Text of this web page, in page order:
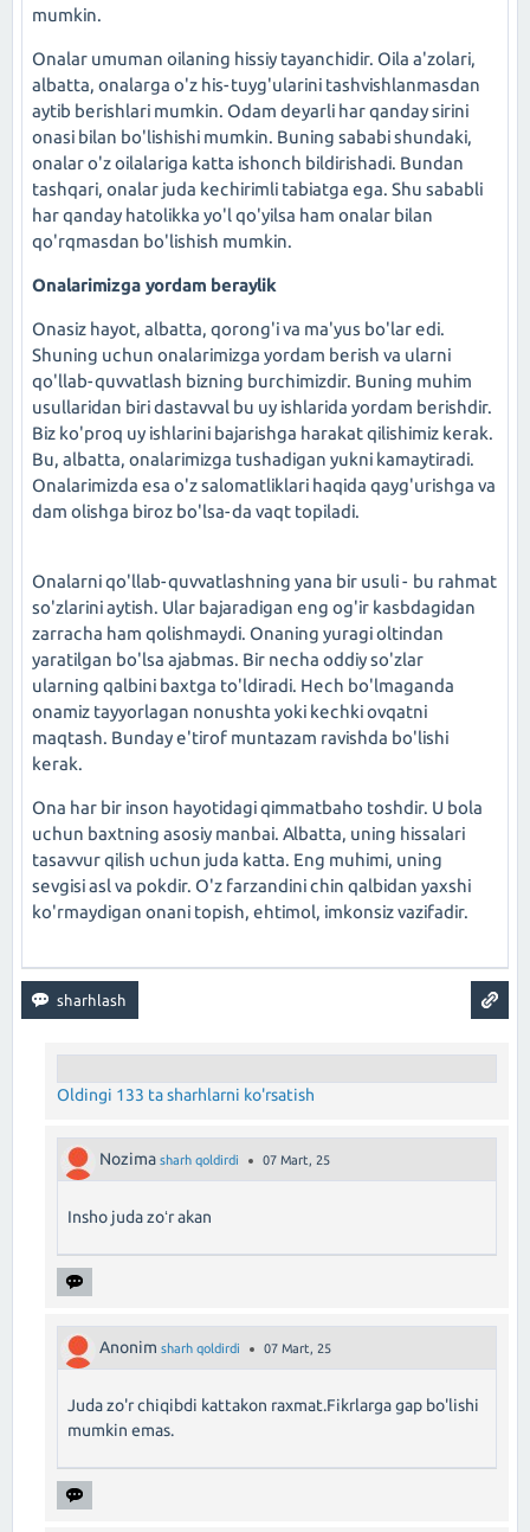
mumkin.
Onalar umuman oilaning hissiy tayanchidir. Oila a'zolari,
albatta, onalarga o'z his-tuyg'ularini tashvishlanmasdan
aytib berishlari mumkin. Odam deyarli har qanday sirini
onasi bilan bo'lishishi mumkin. Buning sababi shundaki,
onalar o'z oilalariga katta ishonch bildirishadi. Bundan
tashqari, onalar juda kechirimli tabiatga ega. Shu sababli
har qanday hatolikka yo'l qo'yilsa ham onalar bilan
qo'rqmasdan bo'lishish mumkin.
Onalarimizga yordam beraylik
Onasiz hayot, albatta, qorong'i va ma'yus bo'lar edi.
Shuning uchun onalarimizga yordam berish va ularni
qo'llab-quvvatlash bizning burchimizdir. Buning muhim
usullaridan biri dastavval bu uy ishlarida yordam berishdir.
Biz ko'proq uy ishlarini bajarishga harakat qilishimiz kerak.
Bu, albatta, onalarimizga tushadigan yukni kamaytiradi.
Onalarimizda esa o'z salomatliklari haqida qayg'urishga va
dam olishga biroz bo'lsa-da vaqt topiladi.
Onalarni qo'llab-quvvatlashning yana bir usuli - bu rahmat
so'zlarini aytish. Ular bajaradigan eng og'ir kasbdagidan
zarracha ham qolishmaydi. Onaning yuragi oltindan
yaratilgan bo'lsa ajabmas. Bir necha oddiy so'zlar
ularning qalbini baxtga to'ldiradi. Hech bo'lmaganda
onamiz tayyorlagan nonushta yoki kechki ovqatni
maqtash. Bunday e'tirof muntazam ravishda bo'lishi
kerak.
Ona har bir inson hayotidagi qimmatbaho toshdir. U bola
uchun baxtning asosiy manbai. Albatta, uning hissalari
tasavvur qilish uchun juda katta. Eng muhimi, uning
sevgisi asl va pokdir. O'z farzandini chin qalbidan yaxshi
ko'rmaydigan onani topish, ehtimol, imkonsiz vazifadir.
Oldingi 133 ta sharhlarni ko'rsatish
Nozima sharh qoldirdi 07 Mart, 25
Insho juda zoʻr akan
Anonim sharh qoldirdi 07 Mart, 25
Juda zo'r chiqibdi kattakon raxmat.Fikrlarga gap bo'lishi
mumkin emas.